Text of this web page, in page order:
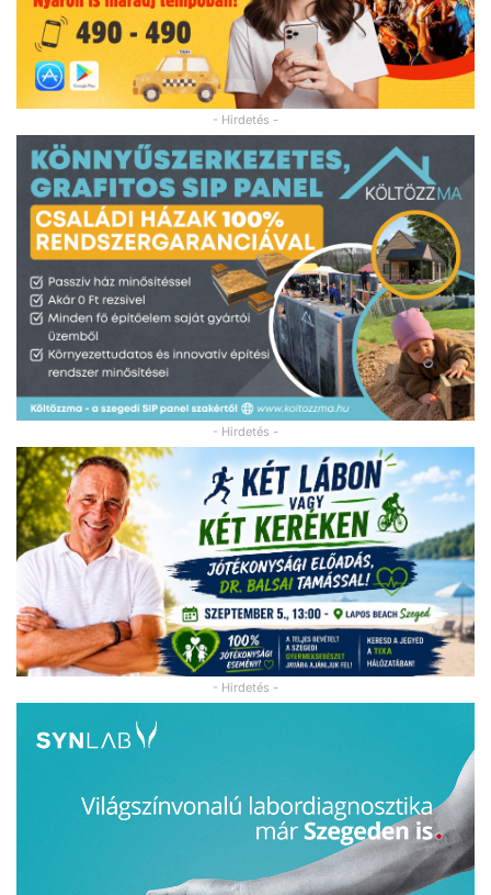
- Hirdetés -
- Hirdetés -
- Hirdetés -